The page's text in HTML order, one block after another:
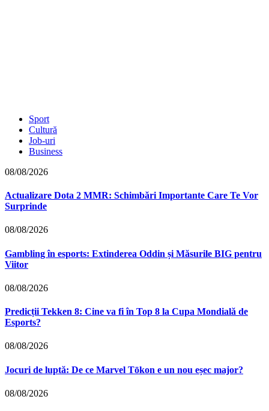
Sport
Cultură
Job-uri
Business
08/08/2026
Actualizare Dota 2 MMR: Schimbări Importante Care Te Vor
Surprinde
08/08/2026
Gambling în esports: Extinderea Oddin și Măsurile BIG pentru
Viitor
08/08/2026
Predicții Tekken 8: Cine va fi în Top 8 la Cupa Mondială de
Esports?
08/08/2026
Jocuri de luptă: De ce Marvel Tōkon e un nou eșec major?
08/08/2026